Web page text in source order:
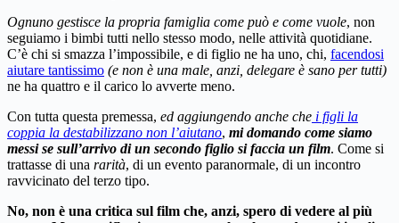
Ognuno gestisce la propria famiglia come può e come vuole, non
seguiamo i bimbi tutti nello stesso modo, nelle attività quotidiane.
C’è chi si smazza l’impossibile, e di figlio ne ha uno, chi, facendosi
aiutare tantissimo (e non è una male, anzi, delegare è sano per tutti)
ne ha quattro e il carico lo avverte meno.
Con tutta questa premessa, ed aggiungendo anche che i figli la
coppia la destabilizzano non l’aiutano, mi domando come siamo
messi se sull’arrivo di un secondo figlio si faccia un film. Come si
trattasse di una rarità, di un evento paranormale, di un incontro
ravvicinato del terzo tipo.
No, non è una critica sul film che, anzi, spero di vedere al più